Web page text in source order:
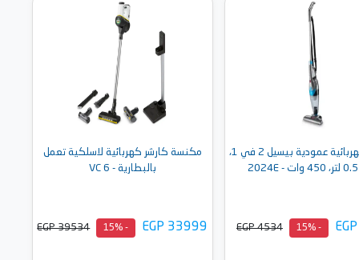
أضف إلى السلة أضف إلى السلة
مكنسة كهربائية عمودية بيسيل 2 في 1،
- 15%
EGP 4534
مكنسة كارشر كهربائية لاسلكية تعمل
بالبطارية - VC 6
EGP 33999
- 15%
EGP 39534